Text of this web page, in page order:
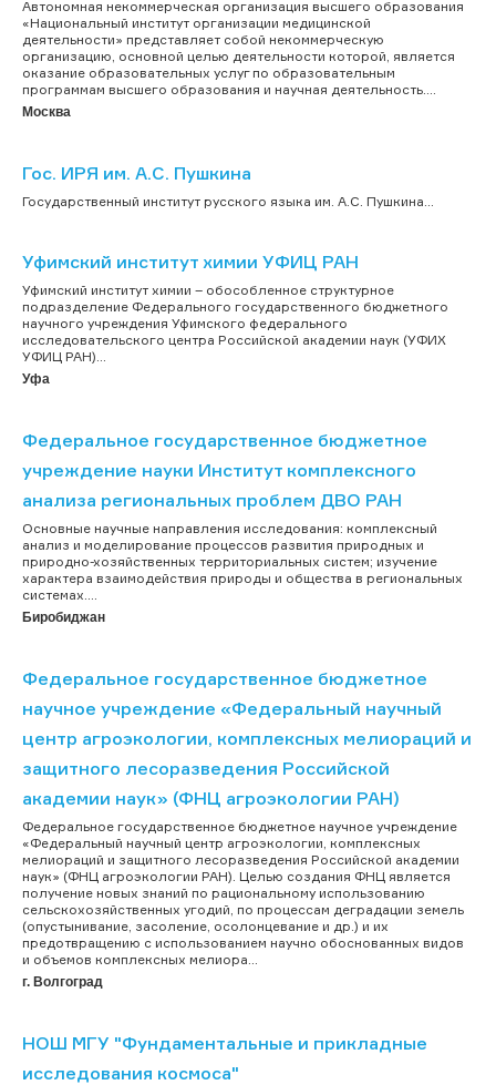
Автономная некоммерческая организация высшего образования
«Национальный институт организации медицинской
деятельности» представляет собой некоммерческую
организацию, основной целью деятельности которой, является
оказание образовательных услуг по образовательным
программам высшего образования и научная деятельность....
Москва
Гос. ИРЯ им. А.С. Пушкина
Государственный институт русского языка им. А.С. Пушкина...
Уфимский институт химии УФИЦ РАН
Уфимский институт химии – обособленное структурное
подразделение Федерального государственного бюджетного
научного учреждения Уфимского федерального
исследовательского центра Российской академии наук (УФИХ
УФИЦ РАН)...
Уфа
Федеральное государственное бюджетное
учреждение науки Институт комплексного
анализа региональных проблем ДВО РАН
Основные научные направления исследования: комплексный
анализ и моделирование процессов развития природных и
природно-хозяйственных территориальных систем; изучение
характера взаимодействия природы и общества в региональных
системах....
Биробиджан
Федеральное государственное бюджетное
научное учреждение «Федеральный научный
центр агроэкологии, комплексных мелиораций и
защитного лесоразведения Российской
академии наук» (ФНЦ агроэкологии РАН)
Федеральное государственное бюджетное научное учреждение
«Федеральный научный центр агроэкологии, комплексных
мелиораций и защитного лесоразведения Российской академии
наук» (ФНЦ агроэкологии РАН). Целью создания ФНЦ является
получение новых знаний по рациональному использованию
сельскохозяйственных угодий, по процессам деградации земель
(опустынивание, засоление, осолонцевание и др.) и их
предотвращению с использованием научно обоснованных видов
и объемов комплексных мелиора...
г. Волгоград
НОШ МГУ "Фундаментальные и прикладные
исследования космоса"